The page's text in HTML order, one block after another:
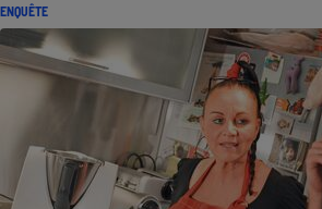
ENQUÊTE